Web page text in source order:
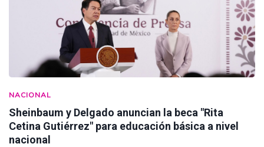
NACIONAL
Sheinbaum y Delgado anuncian la beca "Rita
Cetina Gutiérrez" para educación básica a nivel
nacional